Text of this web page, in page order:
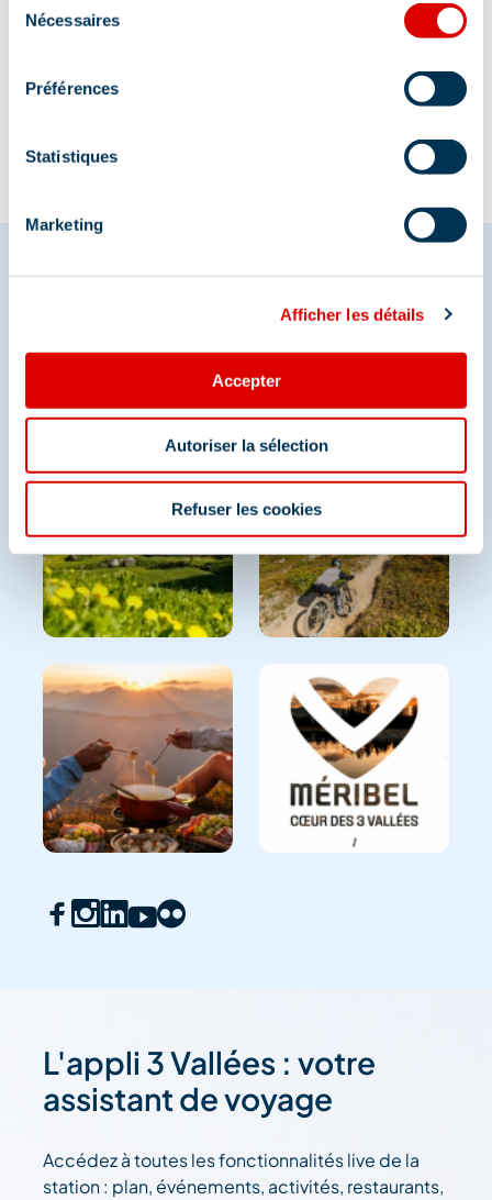
Nécessaires
Préférences
Statistiques
Marketing
Afficher les détails
Accepter
Autoriser la sélection
Refuser les cookies
Partagez vos moments à
Méribel
Et retrouvez-nous sur les réseaux sociaux
L'appli 3 Vallées : votre
assistant de voyage
Accédez à toutes les fonctionnalités live de la
station : plan, événements, activités, restaurants,